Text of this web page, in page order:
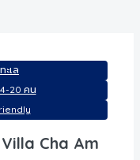
เล
20 คน
Cha Am